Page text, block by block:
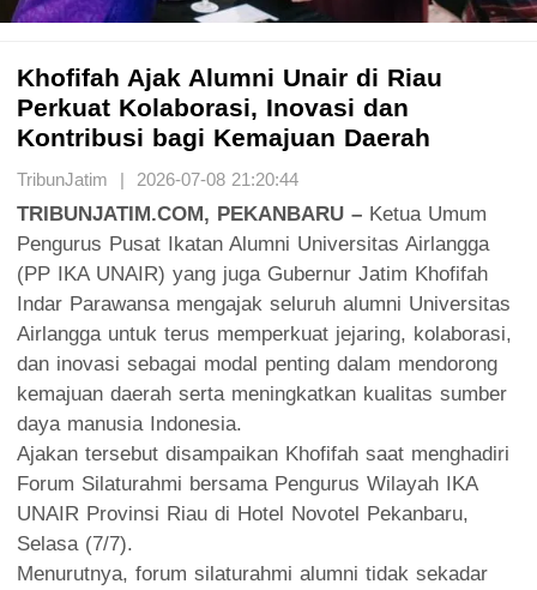
Khofifah Ajak Alumni Unair di Riau
Perkuat Kolaborasi, Inovasi dan
Kontribusi bagi Kemajuan Daerah
TribunJatim | 2026-07-08 21:20:44
TRIBUNJATIM.COM, PEKANBARU – Ketua Umum
Pengurus Pusat Ikatan Alumni Universitas Airlangga
(PP IKA UNAIR) yang juga Gubernur Jatim Khofifah
Indar Parawansa mengajak seluruh alumni Universitas
Airlangga untuk terus memperkuat jejaring, kolaborasi,
dan inovasi sebagai modal penting dalam mendorong
kemajuan daerah serta meningkatkan kualitas sumber
daya manusia Indonesia.
Ajakan tersebut disampaikan Khofifah saat menghadiri
Forum Silaturahmi bersama Pengurus Wilayah IKA
UNAIR Provinsi Riau di Hotel Novotel Pekanbaru,
Selasa (7/7).
Menurutnya, forum silaturahmi alumni tidak sekadar